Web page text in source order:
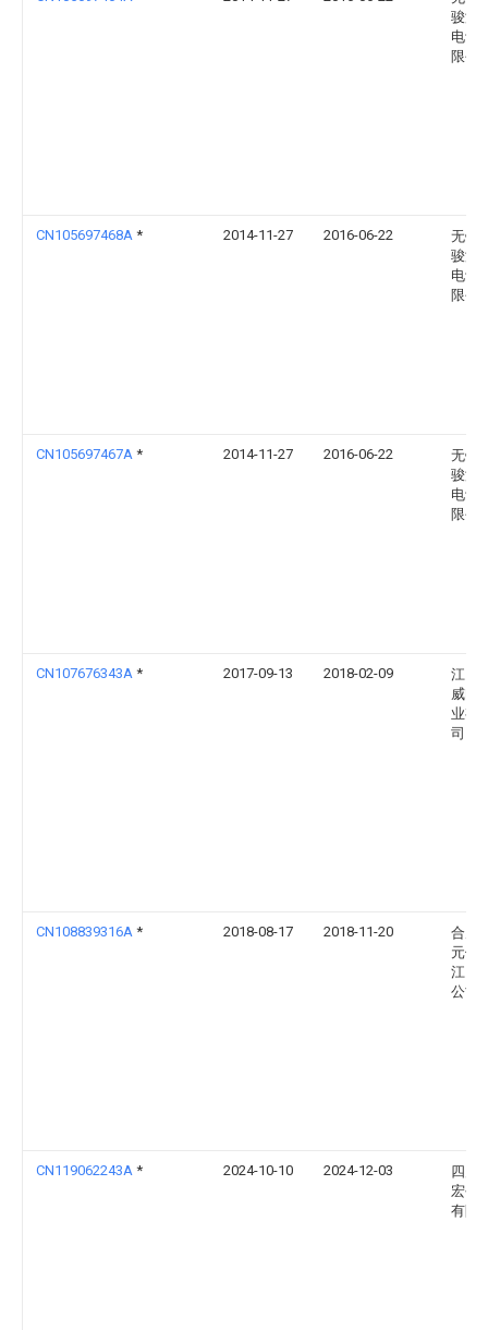
骏液
电设
限公
CN105697468A * 2014-11-27 2016-06-22
无锡
骏液
电设
限公
CN105697467A * 2014-11-27 2016-06-22
无锡
骏液
电设
限公
CN107676343A * 2017-09-13 2018-02-09
江门
威电
业有
司
CN108839316A * 2018-08-17 2018-11-20
合茂
元件
江）
公司
CN119062243A * 2024-10-10 2024-12-03
四川
宏创
有限